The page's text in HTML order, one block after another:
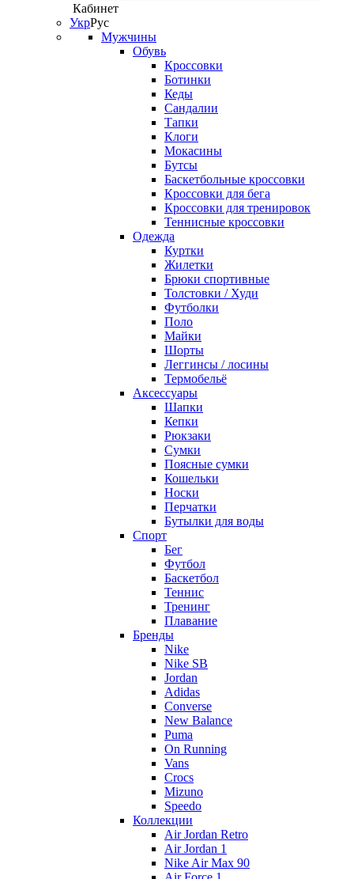
Кабинет
УкрРус
Мужчины
Обувь
Кроссовки
Ботинки
Кеды
Сандалии
Тапки
Клоги
Мокасины
Бутсы
Баскетбольные кроссовки
Кроссовки для бега
Кроссовки для тренировок
Теннисные кроссовки
Одежда
Куртки
Жилетки
Брюки спортивные
Толстовки / Худи
Футболки
Поло
Майки
Шорты
Леггинсы / лосины
Термобельё
Аксессуары
Шапки
Кепки
Рюкзаки
Сумки
Поясные сумки
Кошельки
Носки
Перчатки
Бутылки для воды
Спорт
Бег
Футбол
Баскетбол
Теннис
Тренинг
Плавание
Бренды
Nike
Nike SB
Jordan
Adidas
Converse
New Balance
Puma
On Running
Vans
Crocs
Mizuno
Speedo
Коллекции
Air Jordan Retro
Air Jordan 1
Nike Air Max 90